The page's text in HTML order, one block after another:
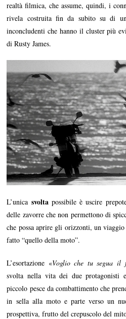
realtà filmica, che assume, quindi, i
rivela costruita fin da subito su di
inconcludenti che hanno il cluster più
di Rusty James.
L’unica svoltapossibile è uscire
delle zavorre che non permettono di
che possa aprire gli orizzonti, un
fatto “quello della moto”.
L’esortazione «Voglio che tu segua il
svolta nella vita dei due protagonisti
piccolo pesce da combattimento che
in sella alla moto e parte verso un
prospettiva, frutto del crepuscolo del